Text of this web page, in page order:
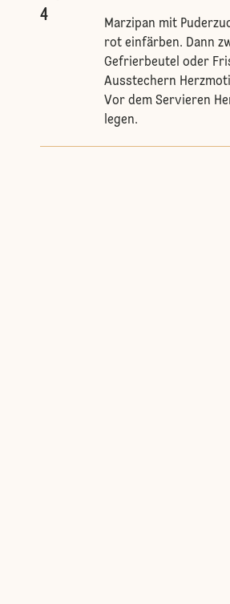
4
Marzipan mit
rot einfärben. Dann
Gefrierbeutel oder
Ausstechern
Vor dem Servieren
legen.